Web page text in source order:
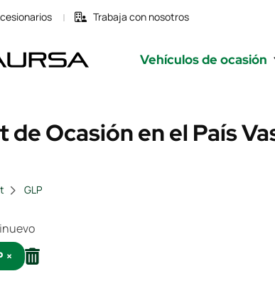
Trabaja con nosotros
Vehículos de ocasión
de Ocasión en el País
GLP
×